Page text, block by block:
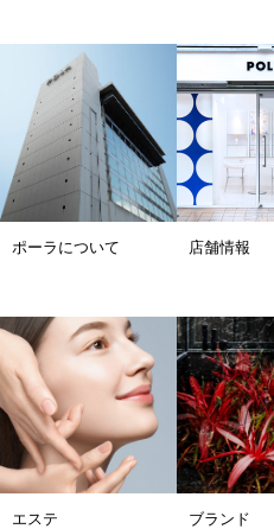
ポーラについて 店舗情報
エステ ブランド